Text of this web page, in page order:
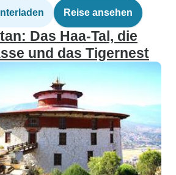
Reise ansehen
Das Haa-Tal, die
und das Tigernest